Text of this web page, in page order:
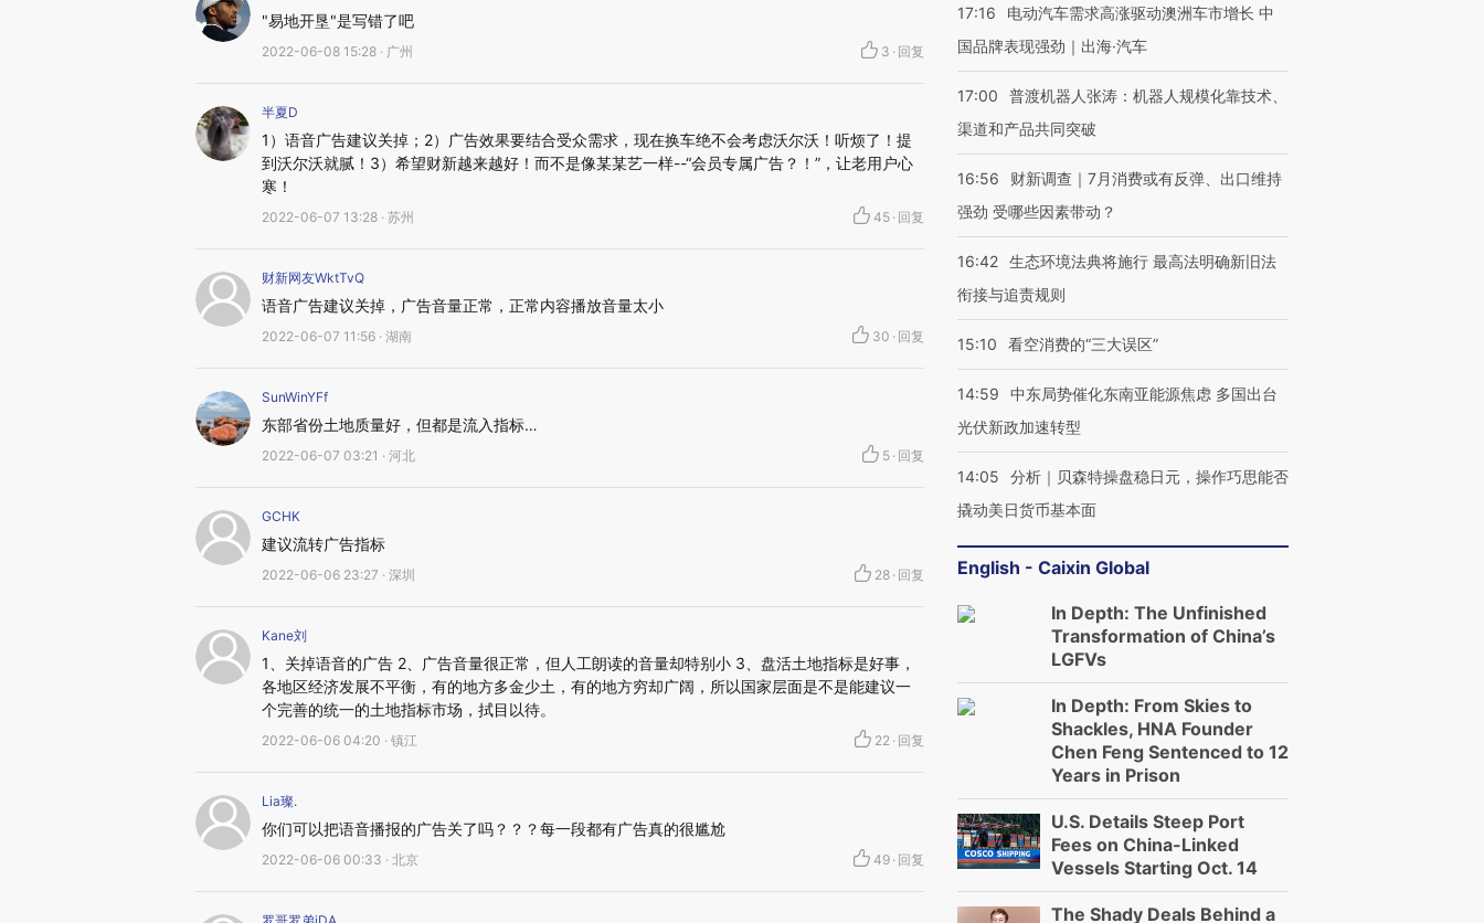
"易地开垦"是写错了吧
2022-06-08 15:28 · 广州 3 · 回复
半夏D
1）语音广告建议关掉；2）广告效果要结合受众需求，现在换车绝不会考虑沃尔沃！听烦了！提
到沃尔沃就腻！3）希望财新越来越好！而不是像某某艺一样--“会员专属广告？！”，让老用户心
寒！
2022-06-07 13:28 · 苏州 45 · 回复
财新网友WktTvQ
语音广告建议关掉，广告音量正常，正常内容播放音量太小
2022-06-07 11:56 · 湖南 30 · 回复
SunWinYFf
东部省份土地质量好，但都是流入指标…
2022-06-07 03:21 · 河北 5 · 回复
GCHK
建议流转广告指标
2022-06-06 23:27 · 深圳 28 · 回复
Kane刘
1、关掉语音的广告 2、广告音量很正常，但人工朗读的音量却特别小 3、盘活土地指标是好事，
各地区经济发展不平衡，有的地方多金少土，有的地方穷却广阔，所以国家层面是不是能建议一
个完善的统一的土地指标市场，拭目以待。
2022-06-06 04:20 · 镇江 22 · 回复
Lia璨.
你们可以把语音播报的广告关了吗？？？每一段都有广告真的很尴尬
2022-06-06 00:33 · 北京 49 · 回复
17:16
电动汽车需求高涨驱动澳洲车市增长 中
国品牌表现强劲｜出海·汽车
17:00
普渡机器人张涛：机器人规模化靠技术、
渠道和产品共同突破
16:56
财新调查｜7月消费或有反弹、出口维持
强劲 受哪些因素带动？
16:42 生态环境法典将施行 最高法明确新旧法
衔接与追责规则
15:10 看空消费的“三大误区”
14:59
中东局势催化东南亚能源焦虑 多国出台
光伏新政加速转型
14:05
分析｜贝森特操盘稳日元，操作巧思能否
撬动美日货币基本面
English - Caixin Global
In Depth: The Unfinished
Transformation of China’s
LGFVs
In Depth: From Skies to
Shackles, HNA Founder
Chen Feng Sentenced to 12
Years in Prison
U.S. Details Steep Port
Fees on China-Linked
Vessels Starting Oct. 14
The Shady Deals Behind a